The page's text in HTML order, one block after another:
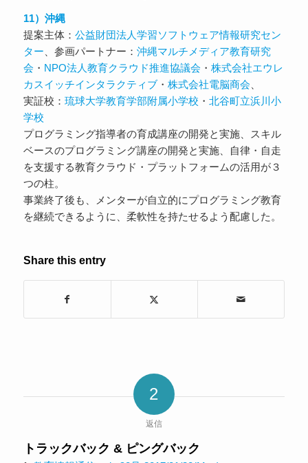
11）沖縄
提案主体： 公益財団法人学習ソフトウェア情報研究セン
ター 、参画パートナー： 沖縄マルチメディア教育研究
会 ・ NPO法人教育クラウド推進協議会 ・ 株式会社エウレ
カスイッチインタラクティブ・ 株式会社電脳商会
実証校： 琉球大学教育学部附属小学校 ・ 北谷町立浜川小
学校
プログラミング指導者の育成講座の開発と実施、スキル
ベースのプログラミング講座の開発と実施、自律・自走
を支援する教育クラウド・プラットフォームの活用が３
つの柱。
事業終了後も、メンターが自立的にプログラミング教育
を継続できるように、柔軟性を持たせるよう配慮した。
Share this entry
2
返信
トラックバック & ピングバック